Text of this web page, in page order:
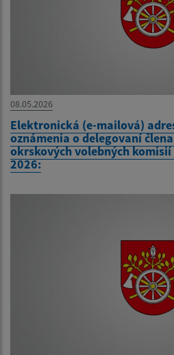
08.05.2026
Elektronická (e-mailová)
oznámenia o delegovaní
okrskových volebných
2026: